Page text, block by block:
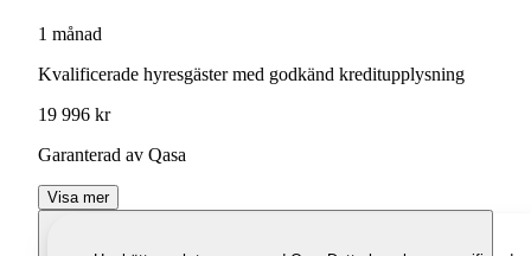
1 månad
Kvalificerade hyresgäster med godkänd kreditupplysning
19 996 kr
Garanterad av Qasa
Visa mer